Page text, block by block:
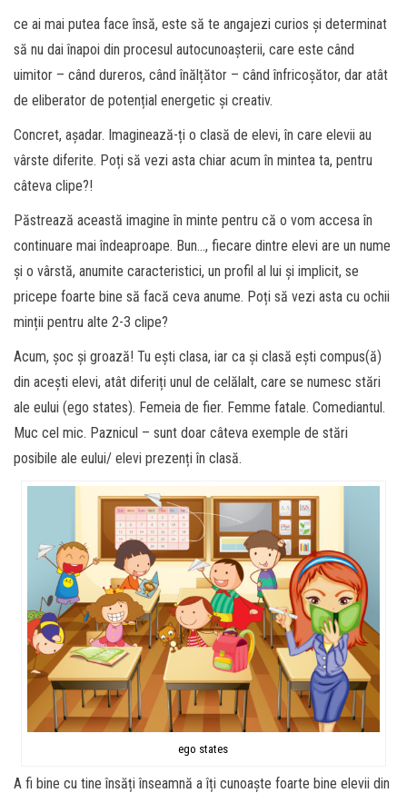
ce ai mai putea face însă, este să te angajezi curios și determinat
să nu dai înapoi din procesul autocunoașterii, care este când
uimitor – când dureros, când înălțător – când înfricoșător, dar atât
de eliberator de potențial energetic și creativ.
Concret, așadar. Imaginează-ți o clasă de elevi, în care elevii au
vârste diferite. Poți să vezi asta chiar acum în mintea ta, pentru
câteva clipe?!
Păstrează această imagine în minte pentru că o vom accesa în
continuare mai îndeaproape. Bun…, fiecare dintre elevi are un nume
și o vârstă, anumite caracteristici, un profil al lui și implicit, se
pricepe foarte bine să facă ceva anume. Poți să vezi asta cu ochii
minții pentru alte 2-3 clipe?
Acum, șoc și groază! Tu ești clasa, iar ca și clasă ești compus(ă)
din acești elevi, atât diferiți unul de celălalt, care se numesc stări
ale eului (ego states). Femeia de fier. Femme fatale. Comediantul.
Muc cel mic. Paznicul – sunt doar câteva exemple de stări
posibile ale eului/ elevi prezenți în clasă.
ego states
A fi bine cu tine însăți înseamnă a îți cunoaște foarte bine elevii din